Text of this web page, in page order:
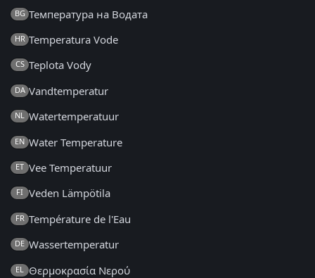
BG Температура на Водата
HR Temperatura Vode
CS Teplota Vody
DA Vandtemperatur
NL Watertemperatuur
EN Water Temperature
ET Vee Temperatuur
FI Veden Lämpötila
FR Température de l'Eau
DE Wassertemperatur
EL Θερμοκρασία Νερού